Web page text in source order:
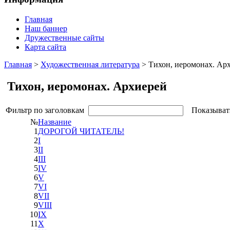
Главная
Наш баннер
Дружественные сайты
Карта сайта
Главная > Художественная литература > Тихон, иеромонах.
Тихон, иеромонах. Архиерей
Фильтр по заголовкам
№Название
1 ДОРОГОЙ ЧИТАТЕЛЬ!
2I
3II
4III
5IV
6V
7VI
8VII
9VIII
10IX
11 X